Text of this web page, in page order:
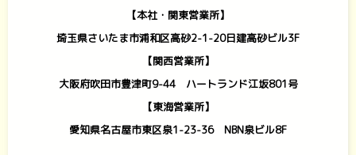
【本社・関東営業所】
埼玉県さいたま市浦和区高砂2-1-20日建高砂ビル3F
【関西営業所】
大阪府吹田市豊津町9-44 ハートランド江坂801号
【東海営業所】
愛知県名古屋市東区泉1-23-36 NBN泉ビル8F